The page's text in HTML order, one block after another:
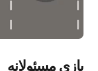
بازی مسئولانه